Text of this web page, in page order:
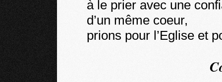
à le prier avec une
d’un même coeur,
prions pour l’Eglise et